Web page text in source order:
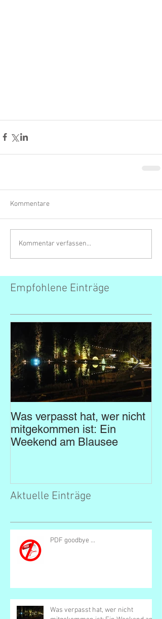
Kommentare
Kommentar verfassen...
Empfohlene Einträge
Was verpasst hat, wer nicht
mitgekommen ist: Ein
Weekend am Blausee
Aktuelle Einträge
PDF goodbye ...
Was verpasst hat, wer nicht